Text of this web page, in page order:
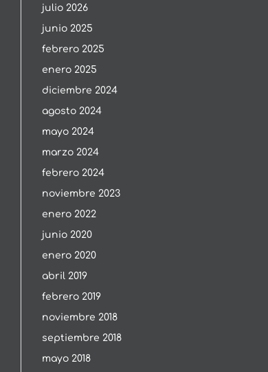
julio 2026
junio 2025
febrero 2025
enero 2025
diciembre 2024
agosto 2024
mayo 2024
marzo 2024
febrero 2024
noviembre 2023
enero 2022
junio 2020
enero 2020
abril 2019
febrero 2019
noviembre 2018
septiembre 2018
mayo 2018